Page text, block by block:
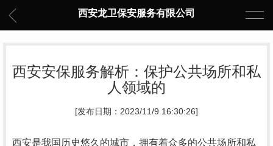
西安龙卫保安服务有限公司
西安安保服务解析：保护公共场所和私
人领域的
[发布日期：2023/11/9 16:30:26]
西安是我国历史悠久的城市，拥有着众多的公共场所和私